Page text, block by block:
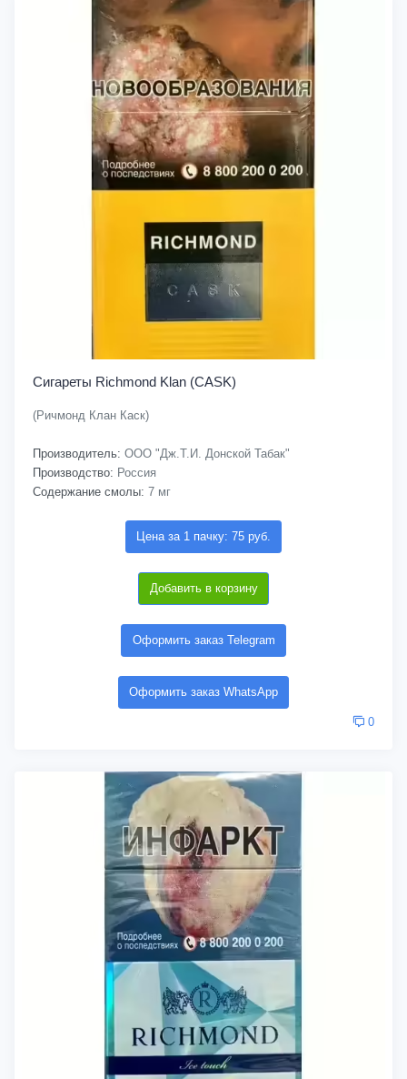
Сигареты Richmond Klan (CASK)
(Ричмонд Клан Каск)
Производитель: ООО "Дж.Т.И. Донской Табак"
Производство: Россия
Содержание смолы: 7 мг
Цена за 1 пачку: 75 руб.
Добавить в корзину
Оформить заказ Telegram
Оформить заказ WhatsApp
0